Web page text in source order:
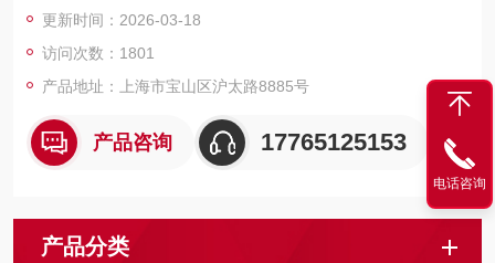
更新时间：2026-03-18
访问次数：1801
产品地址：上海市宝山区沪太路8885号
产品咨询 17765125153
产品分类
电话咨询